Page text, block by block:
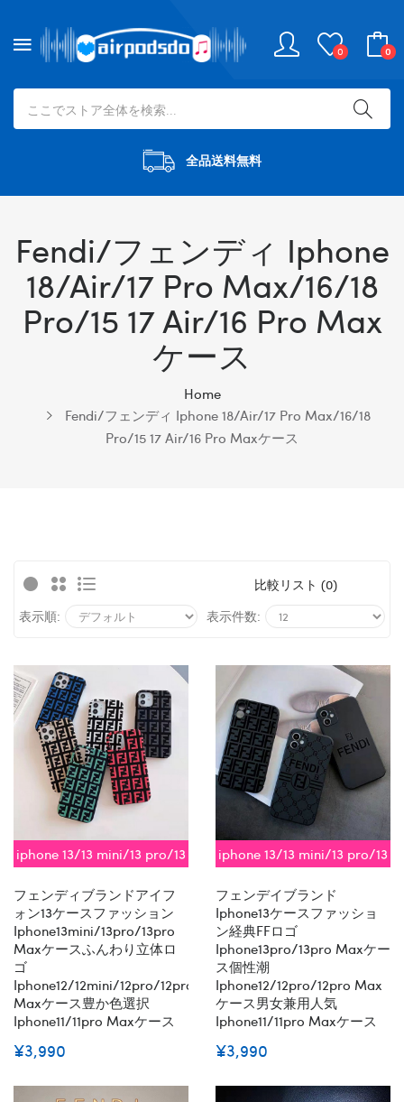
0 0
全品送料無料
Fendi/フェンディ Iphone
18/Air/17 Pro Max/16/18
Pro/15 17 Air/16 Pro Max
ケース
Home
Fendi/フェンディ Iphone 18/Air/17 Pro Max/16/18
Pro/15 17 Air/16 Pro Maxケース
比較リスト (0)
表示順:
表示件数:
iphone 13/13 mini/13 pro/13
フェンディブランドアイフ
ォン13ケースファッション
Iphone13mini/13pro/13pro
Maxケースふんわり立体ロ
ゴ
Iphone12/12mini/12pro/12pro
Maxケース豊か色選択
Iphone11/11pro Maxケース
¥3,990
iphone 13/13 mini/13 pro/13
フェンデイブランド
Iphone13ケースファッショ
ン経典FFロゴ
Iphone13pro/13pro Maxケー
ス個性潮
Iphone12/12pro/12pro Max
ケース男女兼用人気
Iphone11/11pro Maxケース
¥3,990